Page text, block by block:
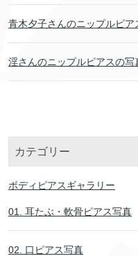
青木夕子さんのニップルピア
淫さんのニップルピアスの写
カテゴリー
ボディピアスギャラリー
01. 耳たぶ・軟骨ピアス写真
02. 口ピアス写真